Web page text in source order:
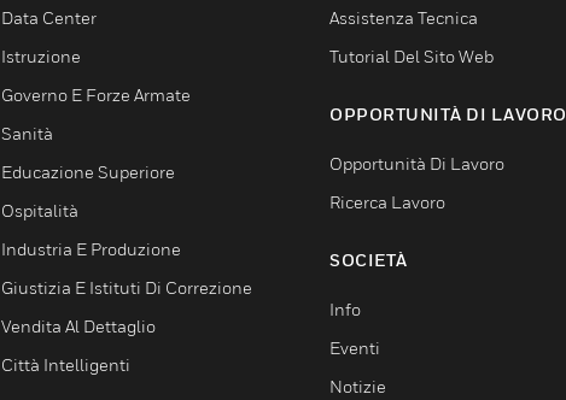
Data Center
Istruzione
Governo E Forze Armate
Sanità
Educazione Superiore
Ospitalità
Industria E Produzione
Giustizia E Istituti Di Correzione
Vendita Al Dettaglio
Città Intelligenti
Assistenza Tecnica
Tutorial Del Sito Web
OPPORTUNITÀ DI LAVORO
Opportunità Di Lavoro
Ricerca Lavoro
SOCIETÀ
Info
Eventi
Notizie